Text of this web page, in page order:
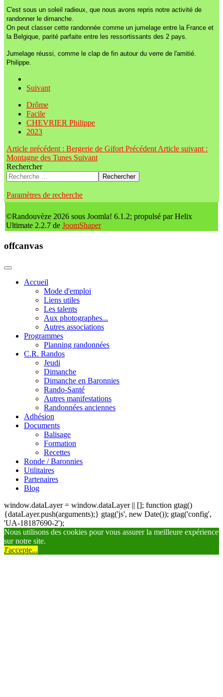
C'est sous un soleil radieux, que nous avons repris notre activité de
randonner le dimanche.
On peut classer cette randonnée comme un jumelage entre la France et
la Belgique, parité parfaite entre les ressortissants des 2 pays.
Jumelage réussi, comme le clap de fin autour du verre de l'amitié.
Philippe.
Suivant
Drôme
Facile
CHEVRIER Philippe
2023
Article précédent : Bergerie de Gifort Précédent Article suivant :
Montagne des Tunes Suivant
Rechercher
Rechercher
Paramètres de recherche
©Randouvèze 2026 sous Joomla! 6.1.2; propulsé par Helix
Ultimate 2.2.7 de JoomShaper
offcanvas
Accueil
Mode d'emploi
Liens utiles
Les talents
Aux photographes...
Autres associations
Programmes
Planning randonnées
C.R. Randos
Jeudi
Dimanche
Dimanche en Baronnies
Rando-Santé
Autres manifestations
Randonnées anciennes
Adhésion
Documents
Balisage
Formation
Recettes
Ronde / Baronnies
Utilitaires
Partenaires
Blog
window.dataLayer = window.dataLayer || []; function gtag()
{dataLayer.push(arguments);} gtag('js', new Date()); gtag('config',
'UA-18187690-2');
Nous utilisons des cookies pour vous assurer la meilleure expérience
sur notre site.
J'accepte...